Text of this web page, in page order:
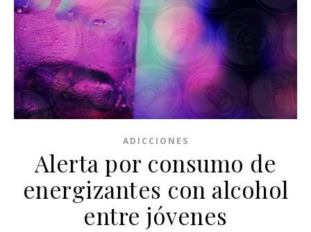
ADICCIONES
Alerta por consumo de
energizantes con alcohol
entre jóvenes